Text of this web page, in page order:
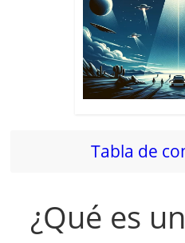
Tabla de
¿Qué es